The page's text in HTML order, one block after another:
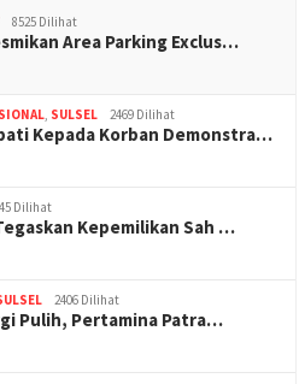
8525 Dilihat
Area Parking Exclus…
SULSEL 2469 Dilihat
Kepada Korban Demonstra…
Dilihat
Kepemilikan Sah …
2406 Dilihat
Pulih, Pertamina Patra…